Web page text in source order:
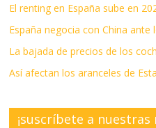
El renting en España sube en
España negocia con China
La bajada de precios de los
Así afectan los aranceles de
¡suscríbete a nuestras